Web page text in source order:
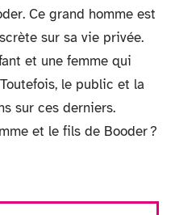
Ce grand homme est
sur sa vie privée.
et une femme qui
le public et la
sur ces derniers.
et le fils de Booder ?